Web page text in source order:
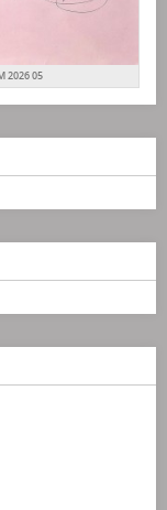
2026 05